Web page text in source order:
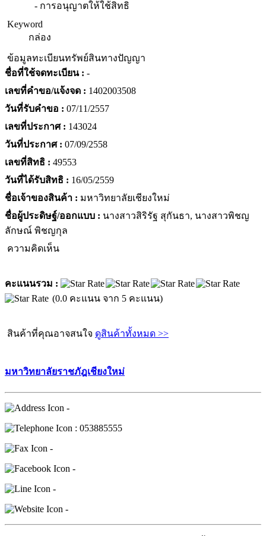
- การอนุญาตให้ใช้สิทธิ
Keyword
กล่อง
ข้อมูลทะเบียนทรัพย์สินทางปัญญา
ชื่อที่ใช้จดทะเบียน : -
เลขที่คำขอ/แจ้งจด : 1402003508
วันที่รับคำขอ : 07/11/2557
เลขที่ประกาศ : 143024
วันที่ประกาศ : 07/09/2558
เลขที่สิทธิ : 49553
วันที่ได้รับสิทธิ : 16/05/2559
ชื่อเจ้าของสินค้า : มหาวิทยาลัยเชียงใหม่
ชื่อผู้ประดิษฐ์/ออกแบบ : นางสาวสิริรัฐ สุกันธา, นางสาวพิชญ
ลักษณ์ พิชญกุล
ความคิดเห็น
คะแนนรวม :
(0.0 คะแนน จาก 5 คะแนน)
สินค้าที่คุณอาจสนใจ ดูสินค้าทั้งหมด >>
มหาวิทยาลัยราชภัฎเชียงใหม่
-
: 053885555
-
-
-
-